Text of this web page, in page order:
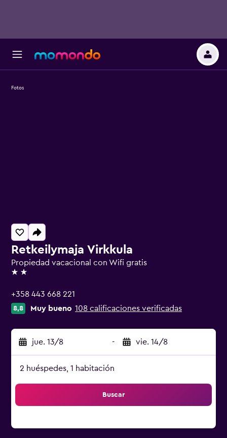
Retkeilymaja Virkkula
Propiedad vacacional con Wifi gratis
2 estrellas
+358 443 668 221
8,8 Muy bueno 108 calificaciones verificadas
jue. 13/8 - vie. 14/8
2 huéspedes, 1 habitación
Buscar
Fotos